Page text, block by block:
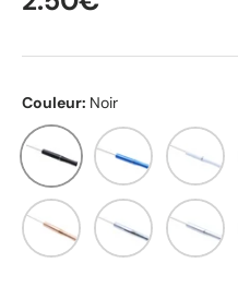
Couleur: Noir
Noir Bleu Blanc
Or rose Argent Givré